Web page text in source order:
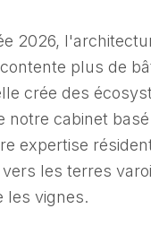
2026,
plus de
crée des
notre cabinet
expertise
les terres
les vignes.